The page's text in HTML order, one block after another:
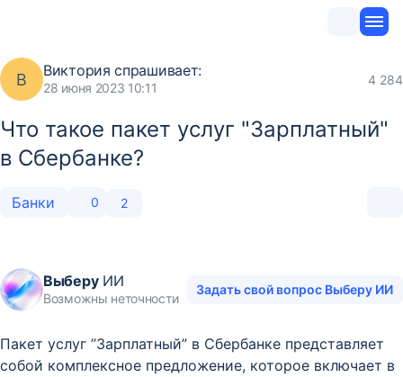
В Виктория спрашивает:
28 июня 2023 10:11
4 284
Что такое пакет услуг "Зарплатный"
в Сбербанке?
Банки 0 2
ВыберуИИ
Возможны неточности
Задать свой вопрос Выберу ИИ
Пакет услуг ”Зарплатный” в Сбербанке представляет
собой комплексное предложение, которое включает в